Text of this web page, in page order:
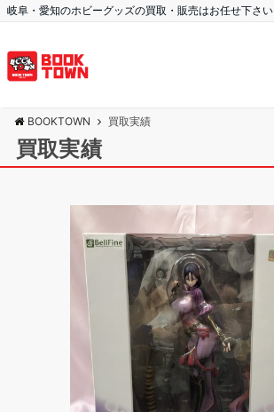
岐阜・愛知のホビーグッズの買取・販売はお任せ下さい
BOOKTOWN 買取実績
買取実績